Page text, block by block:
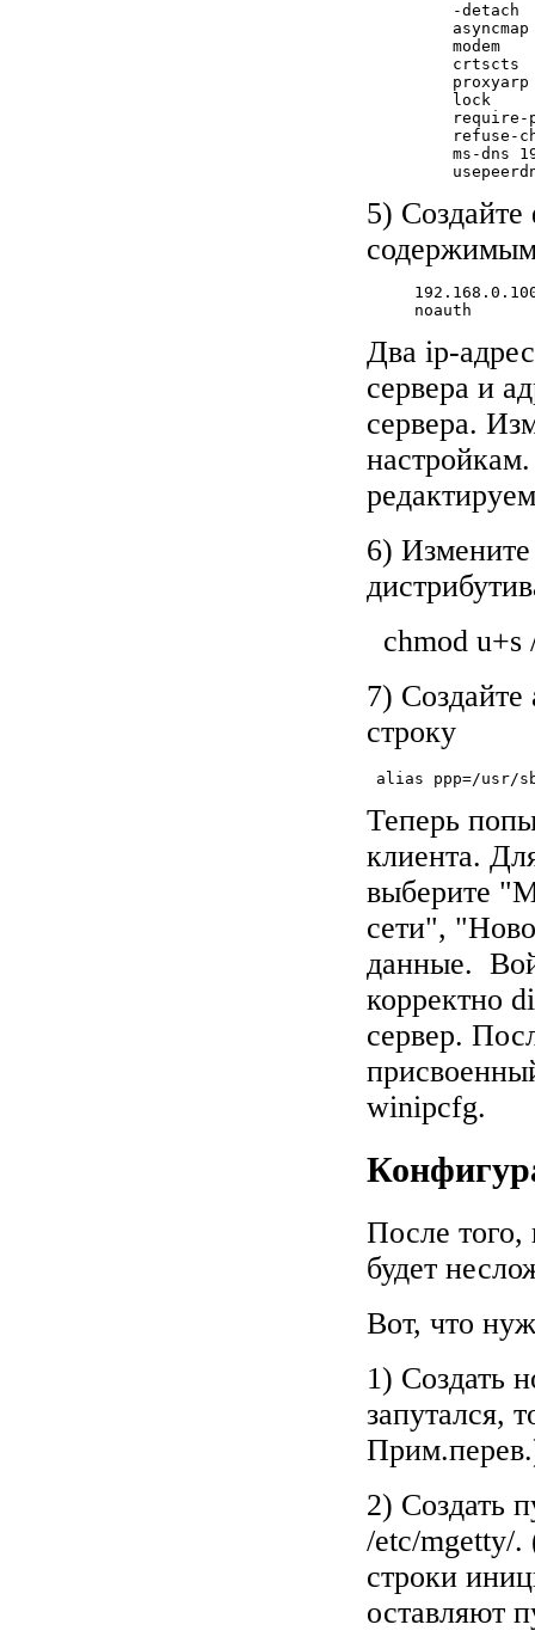
-detach
asyncmap
modem
crtscts
proxyarp
lock
require-
refuse-
ms-dns
5)
noauth
Два ip-
сервера и
сервера.
6)
chmod u+s
7)
строку
alias ppp=/usr/
Теперь
клиента.
выберите
сети",
данные.
корректно
сервер.
winipcfg.
После того,
будет
Вот, что
1) Создать
запутался,
2) Создать
/etc/mgetty/.
строки
оставляют